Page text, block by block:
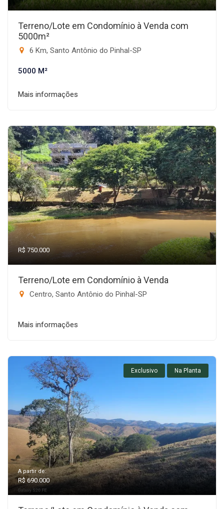
Terreno/Lote em Condomínio à Venda com
5000m²
6 Km, Santo Antônio do Pinhal-SP
5000 M²
Mais informações
R$ 750.000
Terreno/Lote em Condomínio à Venda
Centro, Santo Antônio do Pinhal-SP
Mais informações
Exclusivo Na Planta
A partir de:
R$ 690.000